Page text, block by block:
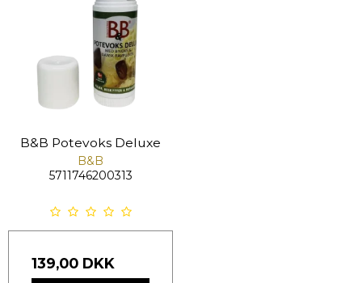
B&B Potevoks Deluxe
B&B
5711746200313
139,00 DKK